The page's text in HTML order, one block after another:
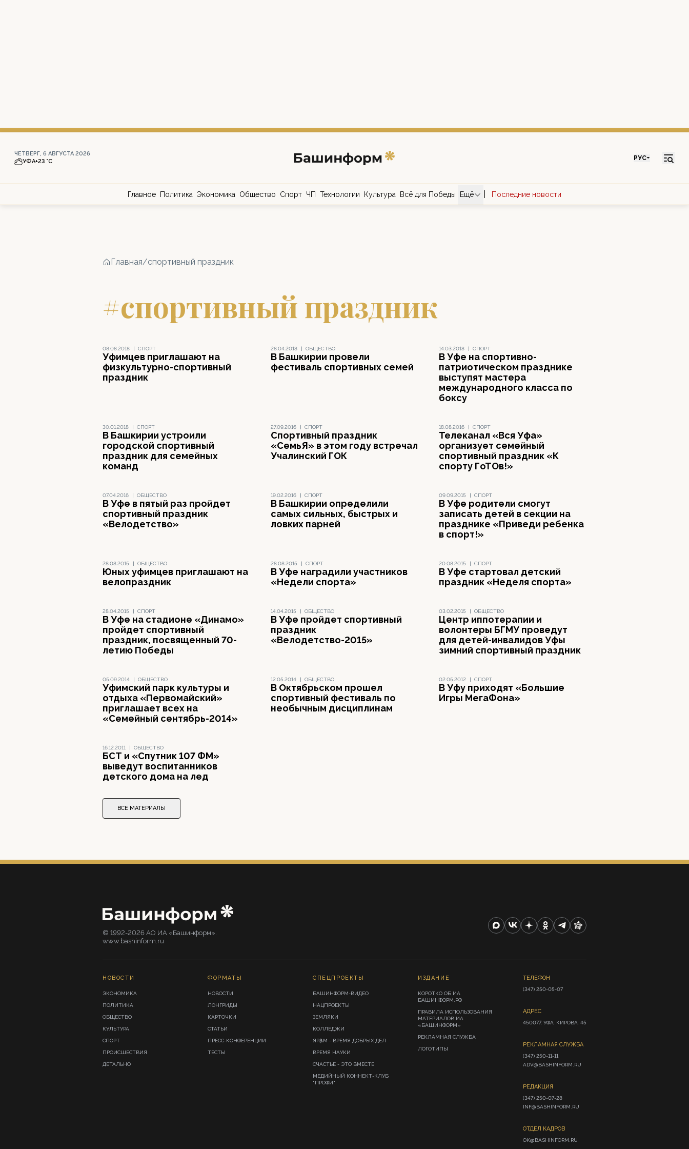
ЧЕТВЕРГ, 6 АВГУСТА 2026
УФА+23 °С РУС
Главное Политика Экономика Общество Спорт ЧП Технологии Культура Всё для Победы Ещё Последние новости
Главная/спортивный праздник
#спортивный праздник
08.08.2018 | СПОРТ
Уфимцев приглашают на
физкультурно-спортивный
праздник
28.04.2018 | ОБЩЕСТВО
В Башкирии провели
фестиваль спортивных семей
14.03.2018 | СПОРТ
В Уфе на спортивно-
патриотическом празднике
выступят мастера
международного класса по
боксу
30.01.2018 | СПОРТ
В Башкирии устроили
городской спортивный
праздник для семейных
команд
27.09.2016 | СПОРТ
Спортивный праздник
«СемьЯ» в этом году встречал
Учалинский ГОК
18.08.2016 | СПОРТ
Телеканал «Вся Уфа»
организует семейный
спортивный праздник «К
спорту ГоТОв!»
07.04.2016 | ОБЩЕСТВО
В Уфе в пятый раз пройдет
спортивный праздник
«Велодетство»
19.02.2016 | СПОРТ
В Башкирии определили
самых сильных, быстрых и
ловких парней
09.09.2015 | СПОРТ
В Уфе родители смогут
записать детей в секции на
празднике «Приведи ребенка
в спорт!»
28.08.2015 | ОБЩЕСТВО
Юных уфимцев приглашают на
велопраздник
28.08.2015 | СПОРТ
В Уфе наградили участников
«Недели спорта»
20.08.2015 | СПОРТ
В Уфе стартовал детский
праздник «Неделя спорта»
28.04.2015 | СПОРТ
В Уфе на стадионе «Динамо»
пройдет спортивный
праздник, посвященный 70-
летию Победы
14.04.2015 | ОБЩЕСТВО
В Уфе пройдет спортивный
праздник
«Велодетство-2015»
03.02.2015 | ОБЩЕСТВО
Центр иппотерапии и
волонтеры БГМУ проведут
для детей-инвалидов Уфы
зимний спортивный праздник
05.09.2014 | ОБЩЕСТВО
Уфимский парк культуры и
отдыха «Первомайский»
приглашает всех на
«Семейный сентябрь-2014»
12.05.2014 | ОБЩЕСТВО
В Октябрьском прошел
спортивный фестиваль по
необычным дисциплинам
02.05.2012 | СПОРТ
В Уфу приходят «Большие
Игры МегаФона»
16.12.2011 | ОБЩЕСТВО
БСТ и «Спутник 107 ФМ»
выведут воспитанников
детского дома на лед
ВСЕ МАТЕРИАЛЫ
© 1992-2026 АО ИА «Башинформ».
www.bashinform.ru
НОВОСТИ
ЭКОНОМИКА
ПОЛИТИКА
ОБЩЕСТВО
КУЛЬТУРА
СПОРТ
ПРОИСШЕСТВИЯ
ДЕТАЛЬНО
ФОРМАТЫ
НОВОСТИ
ЛОНГРИДЫ
КАРТОЧКИ
СТАТЬИ
ПРЕСС-КОНФЕРЕНЦИИ
ТЕСТЫ
СПЕЦПРОЕКТЫ
БАШИНФОРМ-ВИДЕО
НАЦПРОЕКТЫ
ЗЕМЛЯКИ
КОЛЛЕДЖИ
ЯРҘАМ - ВРЕМЯ ДОБРЫХ ДЕЛ
ВРЕМЯ НАУКИ
СЧАСТЬЕ - ЭТО ВМЕСТЕ
МЕДИЙНЫЙ КОННЕКТ-КЛУБ
"ПРОФИ"
ИЗДАНИЕ
КОРОТКО ОБ ИА
БАШИНФОРМ.РФ
ПРАВИЛА ИСПОЛЬЗОВАНИЯ
МАТЕРИАЛОВ ИА
«БАШИНФОРМ»
РЕКЛАМНАЯ СЛУЖБА
ЛОГОТИПЫ
ТЕЛЕФОН
(347) 250-05-07
АДРЕС
450077, УФА, КИРОВА, 45
РЕКЛАМНАЯ СЛУЖБА
(347) 250-11-11
ADV@BASHINFORM.RU
РЕДАКЦИЯ
(347) 250-07-28
INF@BASHINFORM.RU
ОТДЕЛ КАДРОВ
OK@BASHINFORM.RU